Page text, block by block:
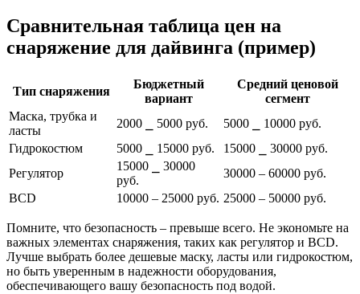
Сравнительная таблица цен на
снаряжение для дайвинга (пример)
Тип снаряжения
Бюджетный
вариант
Средний ценовой
сегмент
Маска, трубка и
ласты
2000 ⎯ 5000 руб.
5000 ⎯ 10000 руб.
Гидрокостюм
5000 ⎯ 15000 руб.
15000 ⎯ 30000 руб.
Регулятор
15000 ⎯ 30000
руб.
30000 ‒ 60000 руб.
BCD
10000 ‒ 25000 руб. 25000 ‒ 50000 руб.
Помните, что безопасность – превыше всего. Не экономьте на
важных элементах снаряжения, таких как регулятор и BCD.
Лучше выбрать более дешевые маску, ласты или гидрокостюм,
но быть уверенным в надежности оборудования,
обеспечивающего вашу безопасность под водой.